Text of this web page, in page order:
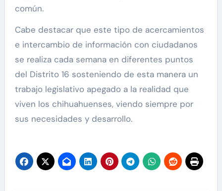
común.
Cabe destacar que este tipo de acercamientos
e intercambio de información con ciudadanos
se realiza cada semana en diferentes puntos
del Distrito 16 sosteniendo de esta manera un
trabajo legislativo apegado a la realidad que
viven los chihuahuenses, viendo siempre por
sus necesidades y desarrollo.